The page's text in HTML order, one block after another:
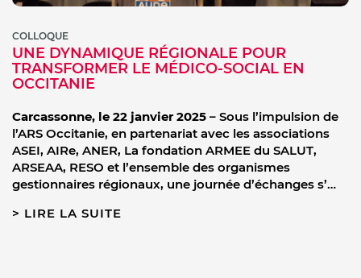
COLLOQUE
UNE DYNAMIQUE RÉGIONALE POUR
TRANSFORMER LE MÉDICO-SOCIAL EN
OCCITANIE
Carcassonne, le 22 janvier 2025 – Sous l’impulsion de
l’ARS Occitanie, en partenariat avec les associations
ASEI, AIRe, ANER, La fondation ARMEE du SALUT,
ARSEAA, RESO et l’ensemble des organismes
gestionnaires régionaux, une journée d’échanges s’…
LIRE LA SUITE